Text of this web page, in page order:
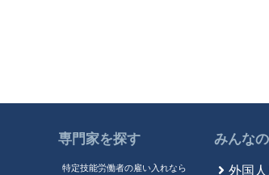
専門家を探す
特定技能労働者の雇い入れなら
みんな
外国